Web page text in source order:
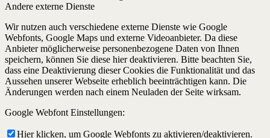
Andere externe Dienste
Wir nutzen auch verschiedene externe Dienste wie Google
Webfonts, Google Maps und externe Videoanbieter. Da diese
Anbieter möglicherweise personenbezogene Daten von Ihnen
speichern, können Sie diese hier deaktivieren. Bitte beachten Sie,
dass eine Deaktivierung dieser Cookies die Funktionalität und das
Aussehen unserer Webseite erheblich beeinträchtigen kann. Die
Änderungen werden nach einem Neuladen der Seite wirksam.
Google Webfont Einstellungen:
Hier klicken, um Google Webfonts zu aktivieren/deaktivieren.